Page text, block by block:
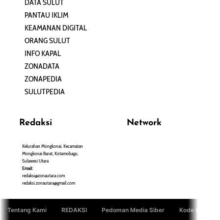
DATA SULUT
PANTAU IKLIM
KEAMANAN DIGITAL
ORANG SULUT
INFO KAPAL
ZONADATA
ZONAPEDIA
SULUTPEDIA
Redaksi
Kelurahan Mongkonai, Kecamatan
Mongkonai Barat, Kotamobagu,
Sulawesi Utara
Email:
redaksi@zonautara.com
redaksi.zonautara@gmail.com
Network
Tentang Kami REDAKSI Pedoman Media Siber Kode Etik